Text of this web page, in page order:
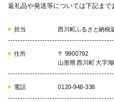
返礼品や発送等については下記まで
担当 西川町ふるさと納税
住所
〒 9900792
山形県 西川町 大字
電話 0120-948-338